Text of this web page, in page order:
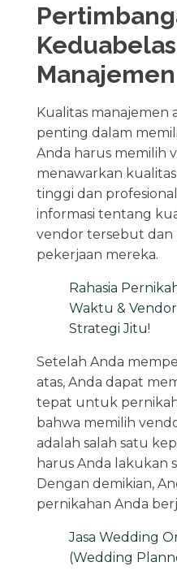
Manajemen
Kualitas manajemen
penting dalam
Anda harus memilih
menawarkan
tinggi dan
informasi tentang
vendor tersebut dan
pekerjaan mereka.
Rahasia
Waktu &
Strategi Jitu!
Setelah Anda
atas, Anda dapat
tepat untuk
bahwa memilih
adalah salah satu
harus Anda lakukan
Dengan demikian,
pernikahan Anda
Jasa Wedding
(Wedding